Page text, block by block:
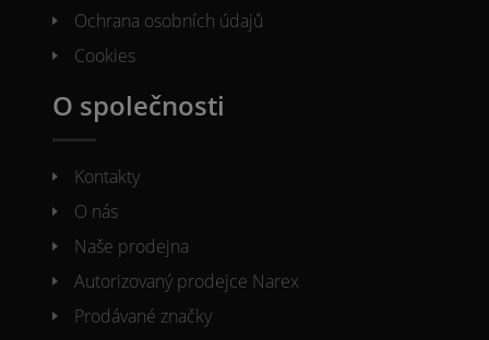
Ochrana osobních údajů
Cookies
O společnosti
Kontakty
O nás
Naše prodejna
Autorizovaný prodejce Narex
Prodávané značky